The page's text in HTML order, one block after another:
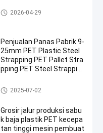
Garis ekstrusi tali hewan pelih
araan
2026-04-29
Penjualan Panas Pabrik 9-
25mm PET Plastic Steel
Strapping PET Pallet Stra
pping PET Steel Strappin
Pneumatik Pengikat Oto
matis
Tali Kemasan PET
2025-07-02
Grosir jalur produksi sabu
k baja plastik PET kecepa
tan tinggi mesin pembuat